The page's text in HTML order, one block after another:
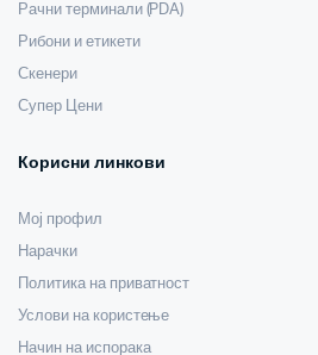
Рачни терминали (PDA)
Рибони и етикети
Скенери
Супер Цени
Корисни линкови
Мој профил
Нарачки
Политика на приватност
Услови на користење
Начин на испорака